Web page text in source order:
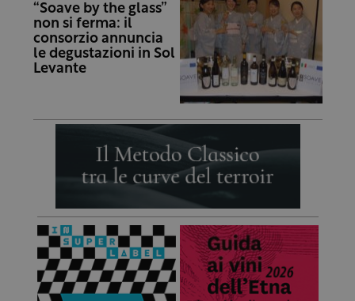
“Soave by the glass”
non si ferma: il
consorzio annuncia
le degustazioni in Sol
Levante